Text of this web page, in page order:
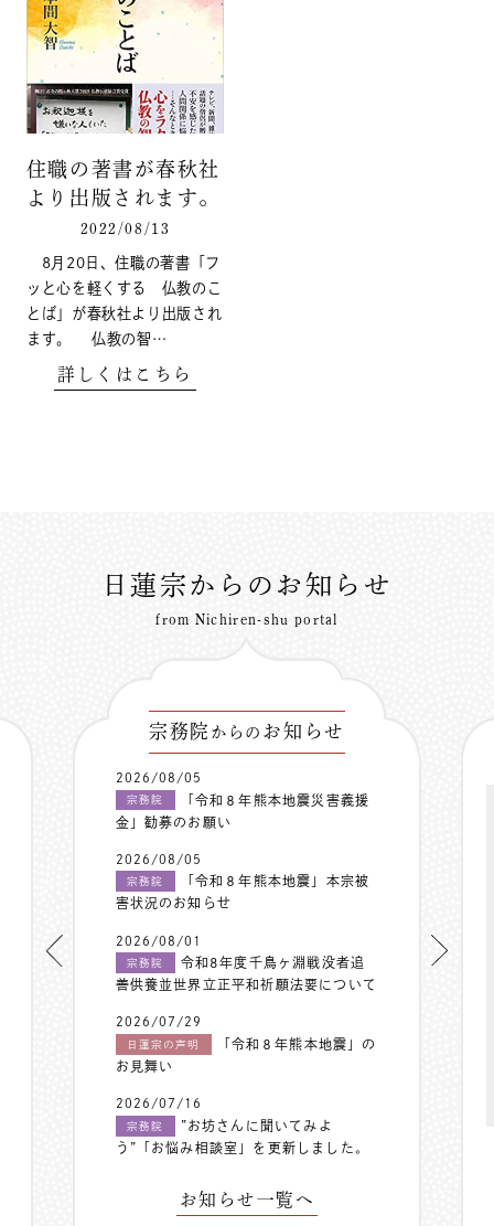
住職の著書が春秋社
より出版されます。
2022/08/13
8月20日、住職の著書「フ
ッと心を軽くする 仏教のこ
とば」が春秋社より出版され
ます。 仏教の智…
詳しくはこちら
日蓮宗からのお知らせ
from Nichiren-shu portal
宗務院 からの お知らせ
2026/08/05
宗務院
「令和８年熊本地震災害義援
金」勧募のお願い
2026/08/05
宗務院
「令和８年熊本地震」本宗被
害状況のお知らせ
2026/08/01
宗務院
令和8年度千鳥ヶ淵戦没者追
善供養並世界立正平和祈願法要について
2026/07/29
日蓮宗の声明
「令和８年熊本地震」の
お見舞い
2026/07/16
宗務院
”お坊さんに聞いてみよ
う”「お悩み相談室」を更新しました。
お知らせ一覧へ